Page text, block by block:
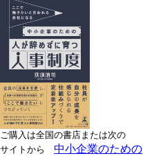
ご購入は全国の書店または次の
サイトから 中小企業のための